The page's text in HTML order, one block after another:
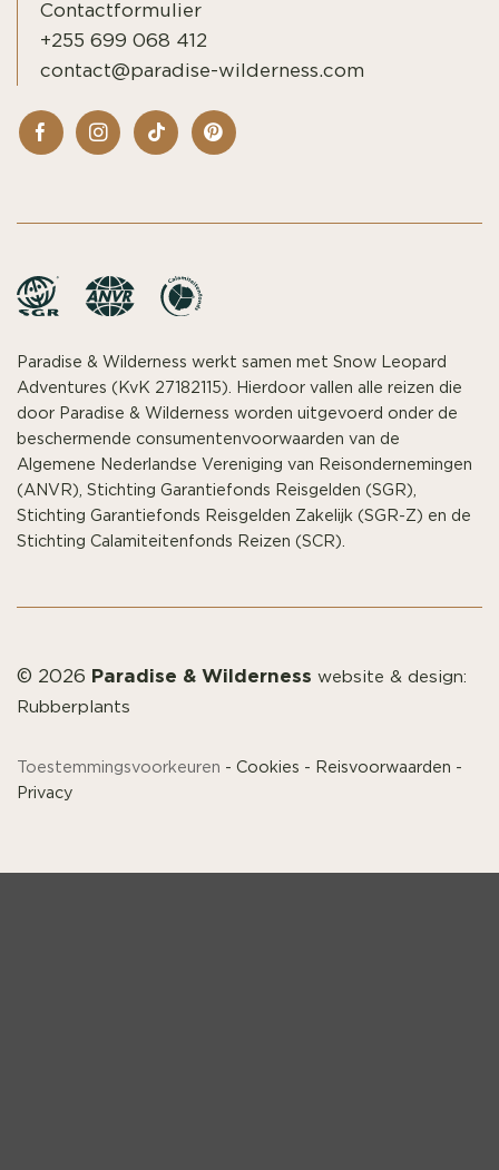
Contactformulier
+255 699 068 412
contact@paradise-wilderness.com
Paradise & Wilderness werkt samen met Snow Leopard
Adventures (KvK 27182115). Hierdoor vallen alle reizen die
door Paradise & Wilderness worden uitgevoerd onder de
beschermende consumentenvoorwaarden van de
Algemene Nederlandse Vereniging van Reisondernemingen
(ANVR), Stichting Garantiefonds Reisgelden (SGR),
Stichting Garantiefonds Reisgelden Zakelijk (SGR-Z) en de
Stichting Calamiteitenfonds Reizen (SCR).
© 2026 Paradise & Wilderness website & design:
Rubberplants
Toestemmingsvoorkeuren - Cookies - Reisvoorwaarden -
Privacy